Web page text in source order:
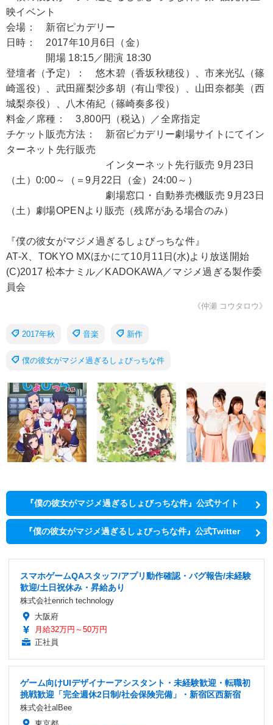
映イベント
会場： 新宿ピカデリー
日時： 2017年10月6日（金）
開場 18:15／開演 18:30
登壇者（予定）： 悠木碧（香坂秋穂役）、市来光弘（篠
崎遥役）、武田羅梨沙多胡（有山雫役）、山田奈都美（西
城梨奈役）、八木侑紀（篠崎奏多役）
料金／席種： 3,800円（税込）／全席指定
チケット販売方法： 新宿ピカデリー劇場サイトにてイン
ターネット先行販売
インターネット先行販売 9月23日
（土）0:00～（＝9月22日（金）24:00～）
劇場窓口・自動券売機販売 9月23日
（土）劇場OPENより販売（残席がある場合のみ）
『僕の彼女がマジメ過ぎるしょびっちな件』
AT-X、TOKYO MXほかにて10月11日(水)より放送開始
(C)2017 松本ナミル／KADOKAWA／マジメ過ぎる製作委
員会
《仲瀬 コウタロウ》
2017年秋 音楽 新作
僕の彼女がマジメ過ぎるしょびっちな件
『僕の彼女がマジメ過ぎるしょびっちな件』公式サイト
『僕の彼女がマジメ過ぎるしょびっちな件』公式Twitter
スマホゲームQAスタッフ/アプリ動作確認・バグ報告/未経験
歓迎/土日祝休み・昇給あり
株式会社enrich technology
大阪府
月給32万円～50万円
正社員
ゲーム向けUIデザイナーアシスタント・未経験歓迎・転職初
挑戦歓迎「完全週休2日制/社会保険完備」・新宿区西新宿
株式会社alBee